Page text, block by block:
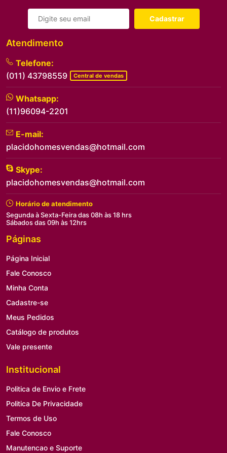
Cadastrar
Atendimento
Telefone:
(011) 43798559
Central de vendas
Whatsapp:
(11)96094-2201
E-mail:
placidohomesvendas@hotmail.com
Skype:
placidohomesvendas@hotmail.com
Horário de atendimento
Segunda à Sexta-Feira das 08h às 18 hrs
Sábados das 09h às 12hrs
Páginas
Página Inicial
Fale Conosco
Minha Conta
Cadastre-se
Meus Pedidos
Catálogo de produtos
Vale presente
Institucional
Politica de Envio e Frete
Politica De Privacidade
Termos de Uso
Fale Conosco
Manutencao e Suporte